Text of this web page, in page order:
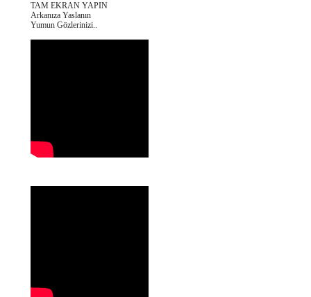
TAM EKRAN YAPIN
Arkanıza Yaslanın
Yumun Gözlerinizi..